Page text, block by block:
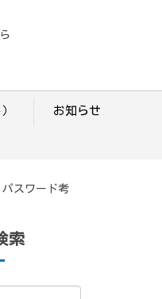
お知らせ
パスワード考
索